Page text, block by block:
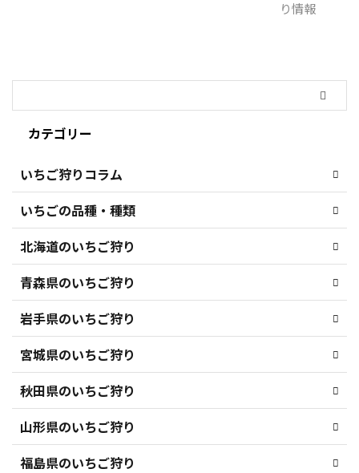
カテゴリー
いちご狩りコラム
いちごの品種・種類
北海道のいちご狩り
青森県のいちご狩り
岩手県のいちご狩り
宮城県のいちご狩り
秋田県のいちご狩り
山形県のいちご狩り
福島県のいちご狩り